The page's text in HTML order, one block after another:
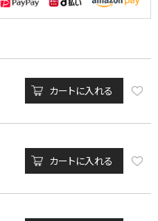
カートに入れる
カートに入れる